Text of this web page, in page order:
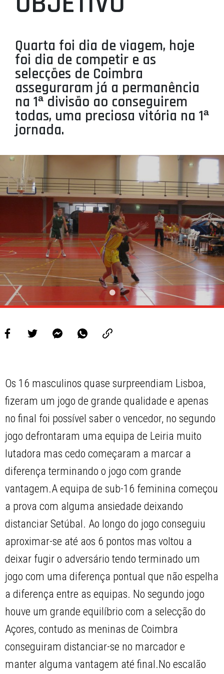
PROJETOS
LIGA BETCLIC FEMININA
Quarta foi dia de viagem, hoje
foi dia de competir e as
selecções de Coimbra
asseguraram já a permanência
na 1ª divisão ao conseguirem
todas, uma preciosa vitória na 1ª
jornada.
Os 16 masculinos quase surpreendiam Lisboa,
fizeram um jogo de grande qualidade e apenas
no final foi possível saber o vencedor, no segundo
jogo defrontaram uma equipa de Leiria muito
lutadora mas cedo começaram a marcar a
diferença terminando o jogo com grande
vantagem.A equipa de sub-16 feminina começou
a prova com alguma ansiedade deixando
distanciar Setúbal. Ao longo do jogo conseguiu
aproximar-se até aos 6 pontos mas voltou a
deixar fugir o adversário tendo terminado um
jogo com uma diferença pontual que não espelha
a diferença entre as equipas. No segundo jogo
houve um grande equilíbrio com a selecção do
Açores, contudo as meninas de Coimbra
conseguiram distanciar-se no marcador e
manter alguma vantagem até final.No escalão